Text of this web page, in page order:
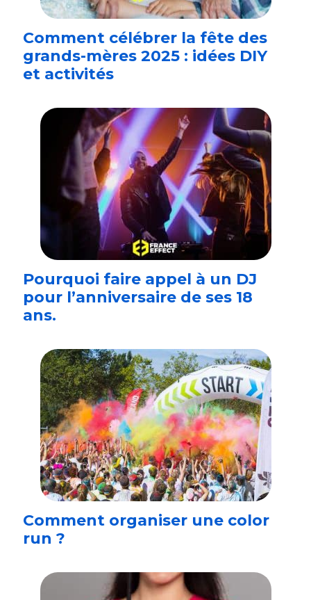
Comment célébrer la fête des
grands-mères 2025 : idées DIY
et activités
Pourquoi faire appel à un DJ
pour l’anniversaire de ses 18
ans.
Comment organiser une color
run ?